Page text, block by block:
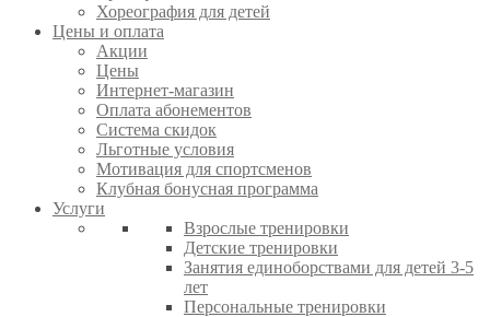
Хореография для детей
Цены и оплата
Акции
Цены
Интернет-магазин
Оплата абонементов
Система скидок
Льготные условия
Мотивация для спортсменов
Клубная бонусная программа
Услуги
Взрослые тренировки
Детские тренировки
Занятия единоборствами для детей 3-5
лет
Персональные тренировки